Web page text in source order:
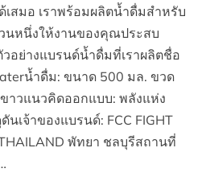
สมอ เราพร้อมผลิตน้ำดื่มสำหรับ
นหนึ่งให้งานของคุณประสบ
อย่างแบรนด์น้ำดื่มที่เราผลิตชื่อ
น้ำดื่ม: ขนาด 500 มล. ขวด
าวแนวคิดออกแบบ: พลังแห่ง
นเจ้าของแบรนด์: FCC FIGHT
พัทยา ชลบุรีสถานที่